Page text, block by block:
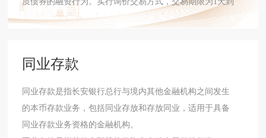
365天，回购期间债券所有权不发生改变。
期，由正回购方再以约定价格从逆回购方买回相等数量同
同业存款
​同业存款是指长安银行总行与境内其他金融机构之间发生
的本币存款业务，包括同业存放和存放同业，适用于具备
同业存款业务资格的金融机构。